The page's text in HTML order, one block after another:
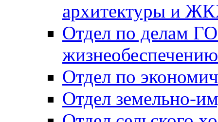
архитектуры и
Отдел по делам
Отдел по
Отдел земельно-